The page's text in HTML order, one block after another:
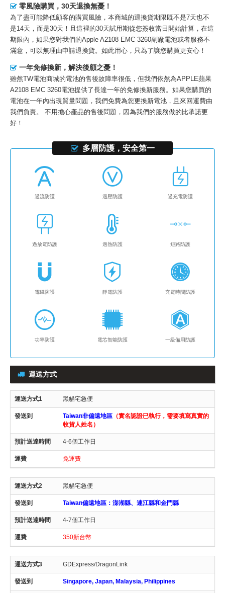
零風險購買，30天退換無憂！
為了盡可能降低顧客的購買風險，本商城的退換貨期限既不是7天也不
是14天，而是30天！且這裡的30天試用期從您簽收當日開始計算，在這
期限內，如果您對我們的Apple A2108 EMC 3260副廠電池或者服務不
滿意，可以無理由申請退換貨。如此用心，只為了讓您購買更安心！
一年免修換新，解決後顧之憂！
雖然TW電池商城的電池的售後故障率很低，但我們依然為APPLE蘋果
A2108 EMC 3260電池提供了長達一年的免修換新服務。如果您購買的
電池在一年內出現質量問題，我們免費為您更換新電池，且來回運費由
我們負責。 不用擔心產品的售後問題，因為我們的服務做的比承諾更
好！
多層防護，安全第一
過流防護 過壓防護 過充電防護
過放電防護 過熱防護 短路防護
電磁防護 靜電防護 充電時間防護
功率防護 電芯智能防護 一級備用防護
運送方式
黑貓宅急便
Taiwan非偏遠地區 （實名認證已執行，需要填寫真實的
收貨人姓名）
4-6個工作日
免運費
黑貓宅急便
Taiwan偏遠地區：澎湖縣、連江縣和金門縣
4-7個工作日
350新台幣
GDExpress/DragonLink
Singapore, Japan, Malaysia, Philippines